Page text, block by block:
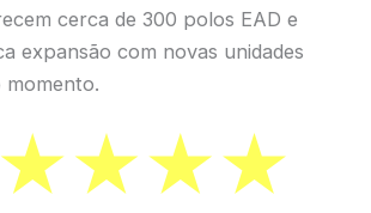
cerca de 300 polos EAD e
expansão com novas unidades